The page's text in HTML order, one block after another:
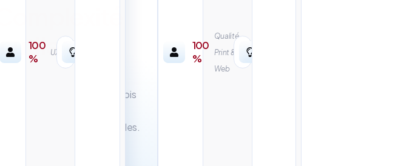
100
%
UX/UI
inutile
traditionnelles qui mettent 6 mois
abonnements incompréhensibles.
100
%
Qualité
Print &
Web